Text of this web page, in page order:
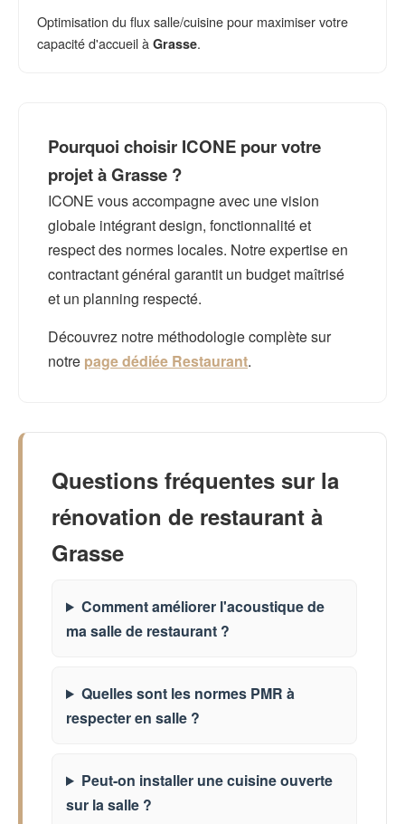
Optimisation du flux salle/cuisine pour maximiser votre
capacité d'accueil à Grasse.
Pourquoi choisir ICONE pour votre
projet à Grasse ?
ICONE vous accompagne avec une vision
globale intégrant design, fonctionnalité et
respect des normes locales. Notre expertise en
contractant général garantit un budget maîtrisé
et un planning respecté.
Découvrez notre méthodologie complète sur
notre page dédiée Restaurant.
Questions fréquentes sur la
rénovation de restaurant à
Grasse
Comment améliorer l'acoustique de
ma salle de restaurant ?
Quelles sont les normes PMR à
respecter en salle ?
Peut-on installer une cuisine ouverte
sur la salle ?